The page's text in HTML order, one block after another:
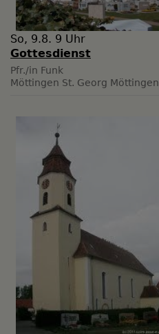
So, 9.8. 9 Uhr
Gottesdienst
Pfr./in Funk
Möttingen St. Georg Möttingen